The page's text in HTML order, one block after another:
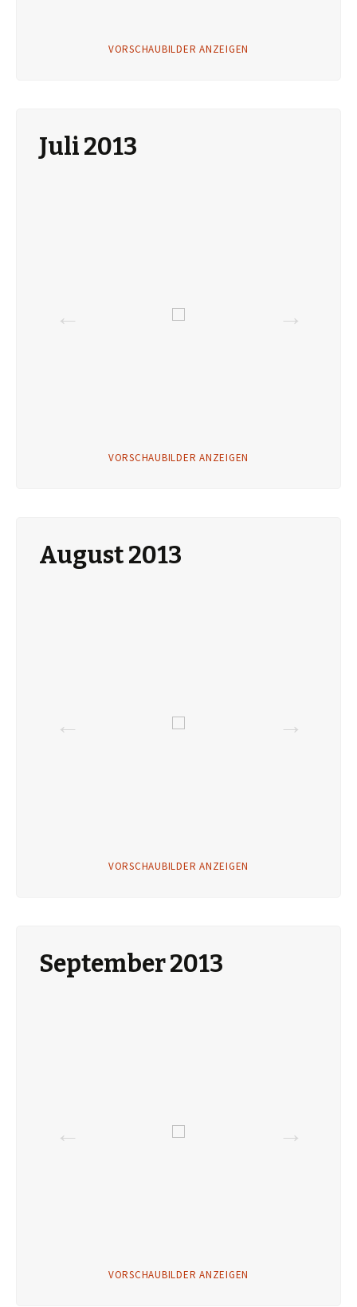
VORSCHAUBILDER ANZEIGEN
Juli 2013
VORSCHAUBILDER ANZEIGEN
August 2013
VORSCHAUBILDER ANZEIGEN
September 2013
VORSCHAUBILDER ANZEIGEN